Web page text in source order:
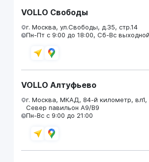
VOLLO Свободы
г. Москва, ул.Свободы, д.35, стр.14
Пн-Пт с 9:00 до 18:00, Сб-Вс выходной
VOLLO Алтуфьево
г. Москва, МКАД, 84-й километр,
Север павильон А9/В9
Пн-Вс с 9:00 до 21:00